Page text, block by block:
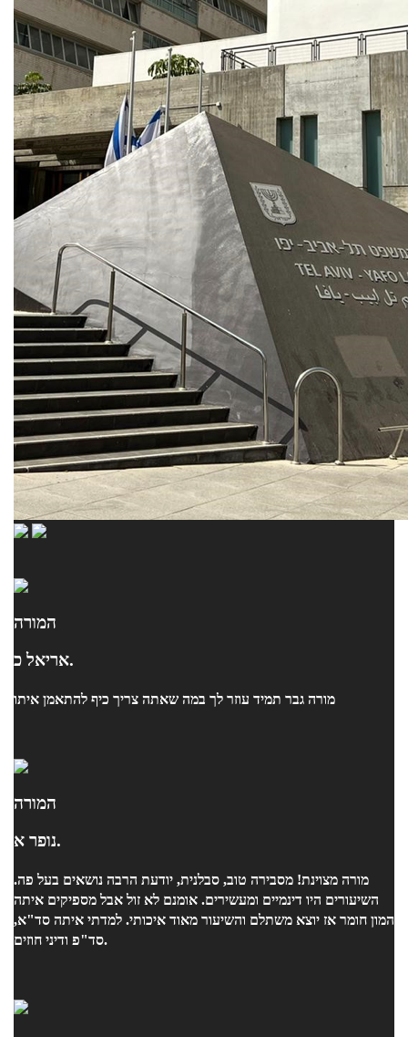
המורה
אריאל כ.
מורה גבר תמיד עוזר לך במה שאתה צריך כיף להתאמן איתו
המורה
נופר א.
מורה מצוינת! מסבירה טוב, סבלנית, יודעת הרבה נושאים בעל פה.
השיעורים היו דינמיים ומעשירים. אומנם לא זול אבל מספיקים איתה
המון חומר אז יוצא משתלם והשיעור מאוד איכותי. למדתי איתה סד"א,
סד"פ ודיני חוזים.